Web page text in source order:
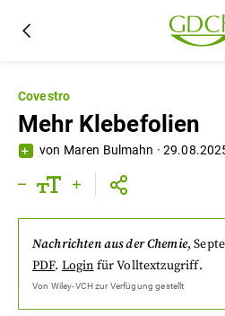
Covestro
Mehr Klebefolien
von Maren Bulmahn ·
Nachrichten aus der Chemie,
PDF. Login für Volltextzugriff.
Von Wiley-VCHzur Verfügung gestellt